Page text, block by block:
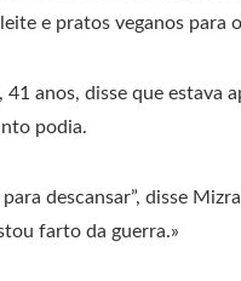
e pratos veganos para
41 anos, disse que
podia.
descansar”, disse
farto da guerra.»